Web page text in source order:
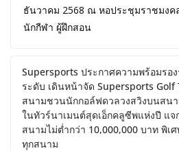
ธันวาคม 2568 ณ หอประชุมราชมง
นักกีฬา ผู้ฝึกสอน
Supersports ประกาศความพร้อมรอ
ระดับ เดินหน้าจัด Supersports Golf
สนามชวนนักกอล์ฟดวลวงสวิงบนสน
ในทัวร์นาเมนต์สุดเอ็กคลูซีพแห่งปี แ
สนามไม่ต่ำกว่า 10,000,000 บาท พิ
ทุกสนาม